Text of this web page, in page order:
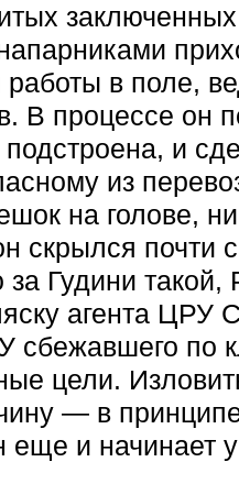
в поле,
В процессе он
и
из
на голове,
скрылся почти
Гудини такой,
агента ЦРУ
сбежавшего по
цели.
— в
еще и начинает